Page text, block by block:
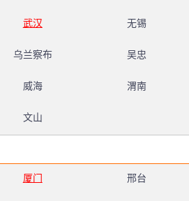
武汉 无锡
乌兰察布 吴忠
威海 渭南
文山
厦门 邢台